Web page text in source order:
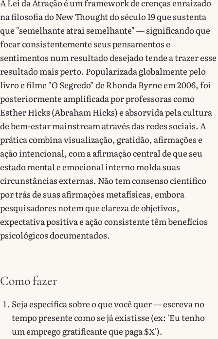
A Lei da Atração é um framework de crenças enraizado
na filosofia do New Thought do século 19 que sustenta
que "semelhante atrai semelhante" — significando que
focar consistentemente seus pensamentos e
sentimentos num resultado desejado tende a trazer esse
resultado mais perto. Popularizada globalmente pelo
livro e filme "O Segredo" de Rhonda Byrne em 2006, foi
posteriormente amplificada por professoras como
Esther Hicks (Abraham Hicks) e absorvida pela cultura
de bem-estar mainstream através das redes sociais. A
prática combina visualização, gratidão, afirmações e
ação intencional, com a afirmação central de que seu
estado mental e emocional interno molda suas
circunstâncias externas. Não tem consenso científico
por trás de suas afirmações metafísicas, embora
pesquisadores notem que clareza de objetivos,
expectativa positiva e ação consistente têm benefícios
psicológicos documentados.
Como fazer
Seja específica sobre o que você quer — escreva no
tempo presente como se já existisse (ex: 'Eu tenho
um emprego gratificante que paga $X').